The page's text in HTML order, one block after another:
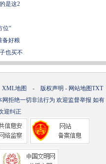
是这2
位“
备好粮
也买不
XML地图 - 版权声明 - 网站地图TXT
网拒绝一切非法行为 欢迎监督举报 如有
迎纠正